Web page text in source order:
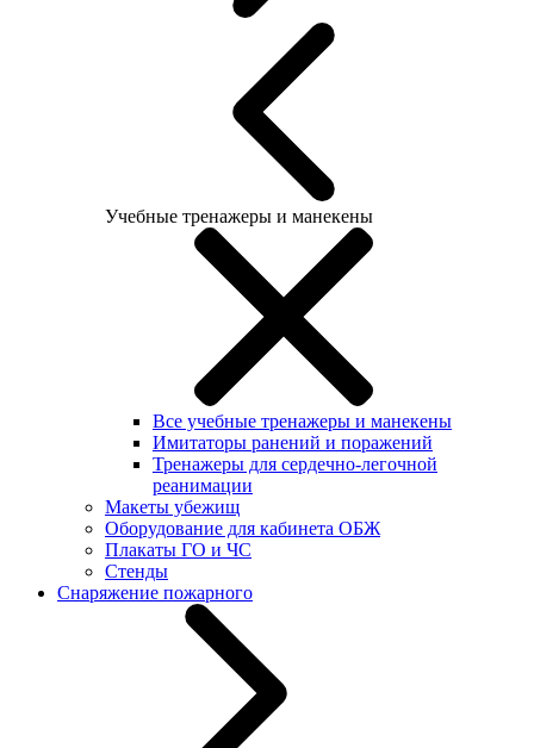
Учебные тренажеры и манекены
Все учебные тренажеры и манекены
Имитаторы ранений и поражений
Тренажеры для сердечно-легочной
реанимации
Макеты убежищ
Оборудование для кабинета ОБЖ
Плакаты ГО и ЧС
Стенды
Снаряжение пожарного